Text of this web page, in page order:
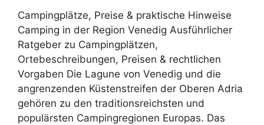
Campingplätze, Preise & praktische Hinweise
Camping in der Region Venedig Ausführlicher
Ratgeber zu Campingplätzen,
Ortebeschreibungen, Preisen & rechtlichen
Vorgaben Die Lagune von Venedig und die
angrenzenden Küstenstreifen der Oberen Adria
gehören zu den traditionsreichsten und
populärsten Campingregionen Europas. Das